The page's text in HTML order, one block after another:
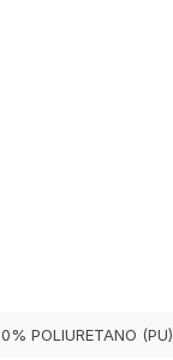
POLIURETANO (PU)